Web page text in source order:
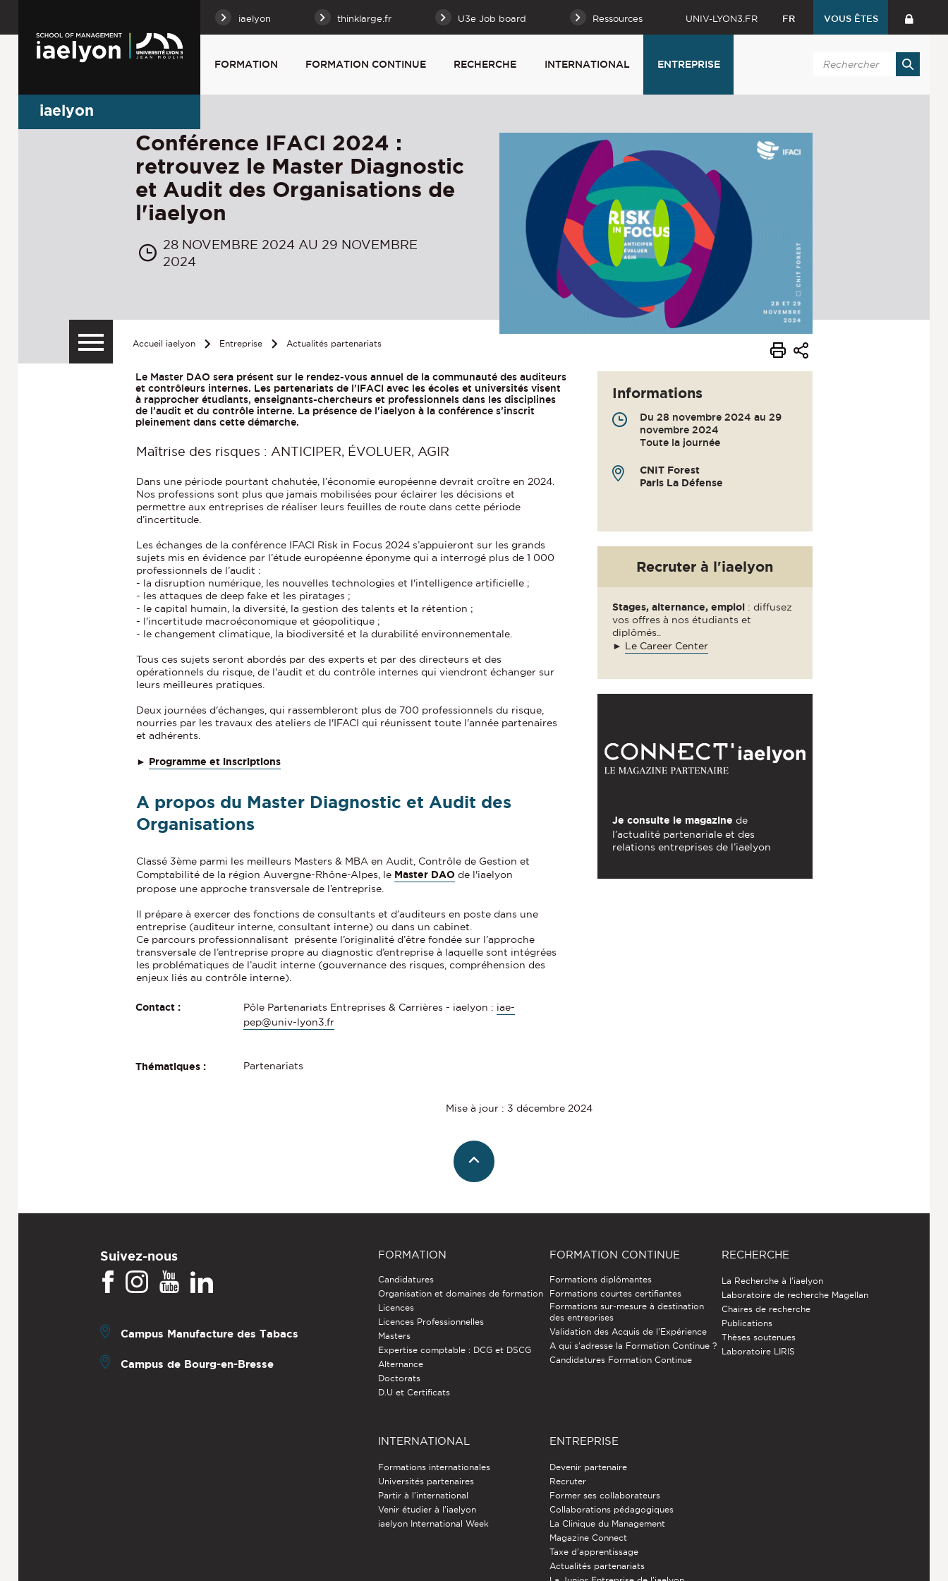
iaelyon thinklarge.fr U3e Job board Ressources UNIV-LYON3.FR FR VOUS ÊTES
FORMATION FORMATION CONTINUE RECHERCHE INTERNATIONAL ENTREPRISE
iaelyon
Conférence IFACI 2024 :
retrouvez le Master Diagnostic
et Audit des Organisations de
l'iaelyon
28 NOVEMBRE 2024 AU 29 NOVEMBRE
2024
Accueil iaelyon Entreprise Actualités partenariats
Le Master DAO sera présent sur le rendez-vous annuel de la communauté des auditeurs
et contrôleurs internes. Les partenariats de l’IFACI avec les écoles et universités visent
à rapprocher étudiants, enseignants-chercheurs et professionnels dans les disciplines
de l’audit et du contrôle interne. La présence de l'iaelyon à la conférence s’inscrit
pleinement dans cette démarche.
Maîtrise des risques : ANTICIPER, ÉVOLUER, AGIR
Dans une période pourtant chahutée, l’économie européenne devrait croître en 2024.
Nos professions sont plus que jamais mobilisées pour éclairer les décisions et
permettre aux entreprises de réaliser leurs feuilles de route dans cette période
d’incertitude.
Les échanges de la conférence IFACI Risk in Focus 2024 s’appuieront sur les grands
sujets mis en évidence par l’étude européenne éponyme qui a interrogé plus de 1 000
professionnels de l’audit :
- la disruption numérique, les nouvelles technologies et l'intelligence artificielle ;
- les attaques de deep fake et les piratages ;
- le capital humain, la diversité, la gestion des talents et la rétention ;
- l'incertitude macroéconomique et géopolitique ;
- le changement climatique, la biodiversité et la durabilité environnementale.
Tous ces sujets seront abordés par des experts et par des directeurs et des
opérationnels du risque, de l'audit et du contrôle internes qui viendront échanger sur
leurs meilleures pratiques.
Deux journées d'échanges, qui rassembleront plus de 700 professionnels du risque,
nourries par les travaux des ateliers de l'IFACI qui réunissent toute l'année partenaires
et adhérents.
► Programme et inscriptions
A propos du Master Diagnostic et Audit des
Organisations
Classé 3ème parmi les meilleurs Masters & MBA en Audit, Contrôle de Gestion et
Comptabilité de la région Auvergne-Rhône-Alpes, le Master DAO de l'iaelyon
propose une approche transversale de l’entreprise.
Il prépare à exercer des fonctions de consultants et d’auditeurs en poste dans une
entreprise (auditeur interne, consultant interne) ou dans un cabinet.
Ce parcours professionnalisant présente l’originalité d’être fondée sur l’approche
transversale de l’entreprise propre au diagnostic d’entreprise à laquelle sont intégrées
les problématiques de l’audit interne (gouvernance des risques, compréhension des
enjeux liés au contrôle interne).
Contact : Pôle Partenariats Entreprises & Carrières - iaelyon : iae-
pep@univ-lyon3.fr
Thématiques : Partenariats
Informations
Du 28 novembre 2024 au 29
novembre 2024
Toute la journée
CNIT Forest
Paris La Défense
Recruter à l'iaelyon
Stages, alternance, emploi: diffusez
vos offres à nos étudiants et
diplômés..
► Le Career Center
Je consulte le magazine de
l’actualité partenariale et des
relations entreprises de l’iaelyon
Mise à jour : 3 décembre 2024
Suivez-nous
Campus Manufacture des Tabacs
Campus de Bourg-en-Bresse
FORMATION
Candidatures
Organisation et domaines de formation
Licences
Licences Professionnelles
Masters
Expertise comptable : DCG et DSCG
Alternance
Doctorats
D.U et Certificats
FORMATION CONTINUE
Formations diplômantes
Formations courtes certifiantes
Formations sur-mesure à destination
des entreprises
Validation des Acquis de l’Expérience
A qui s'adresse la Formation Continue ?
Candidatures Formation Continue
RECHERCHE
La Recherche à l'iaelyon
Laboratoire de recherche Magellan
Chaires de recherche
Publications
Thèses soutenues
Laboratoire LIRIS
INTERNATIONAL
Formations internationales
Universités partenaires
Partir à l'international
Venir étudier à l’iaelyon
iaelyon International Week
ENTREPRISE
Devenir partenaire
Recruter
Former ses collaborateurs
Collaborations pédagogiques
La Clinique du Management
Magazine Connect
Taxe d'apprentissage
Actualités partenariats